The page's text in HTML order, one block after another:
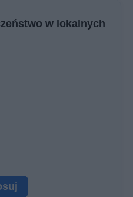
w lokalnych